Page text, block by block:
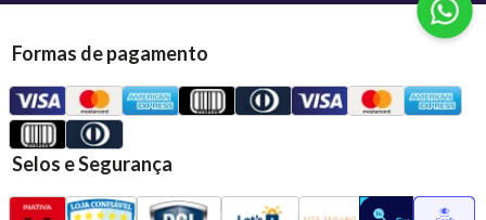
Formas de pagamento
Selos e Segurança